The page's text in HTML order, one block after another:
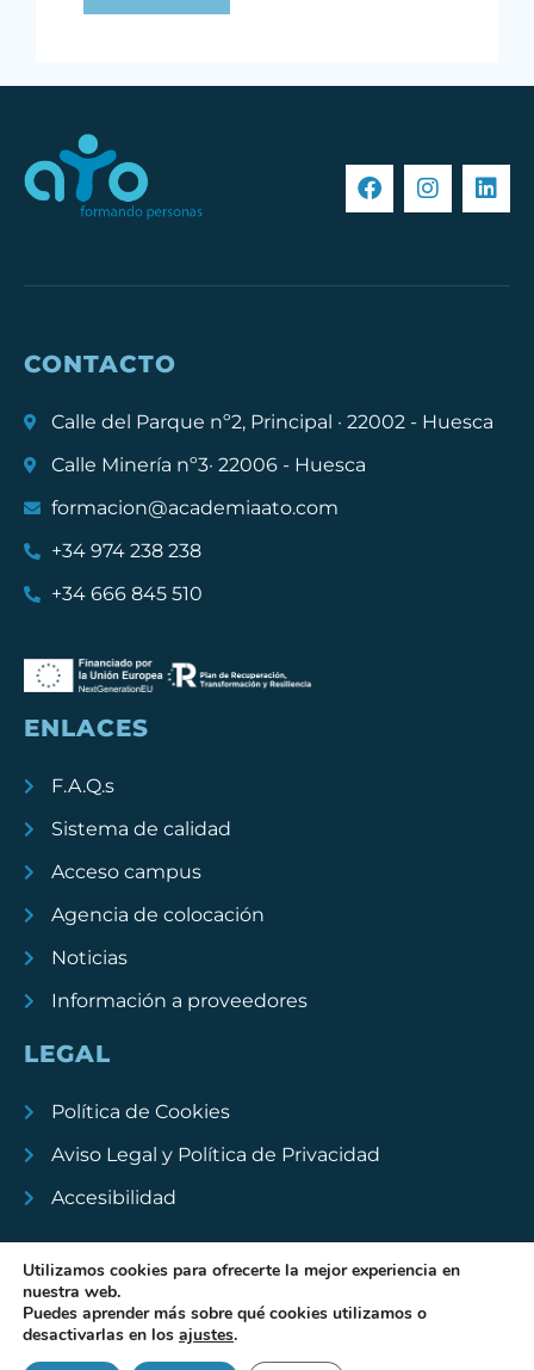
CONTACTO
Calle del Parque nº2, Principal · 22002 - Huesca
Calle Minería nº3· 22006 - Huesca
formacion@academiaato.com
+34 974 238 238
+34 666 845 510
ENLACES
F.A.Q.s
Sistema de calidad
Acceso campus
Agencia de colocación
Noticias
Información a proveedores
LEGAL
Política de Cookies
Aviso Legal y Política de Privacidad
Accesibilidad
Academia ATO . Diseño web La Colmena
Utilizamos cookies para ofrecerte la mejor experiencia en
nuestra web.
Puedes aprender más sobre qué cookies utilizamos o
desactivarlas en los ajustes.